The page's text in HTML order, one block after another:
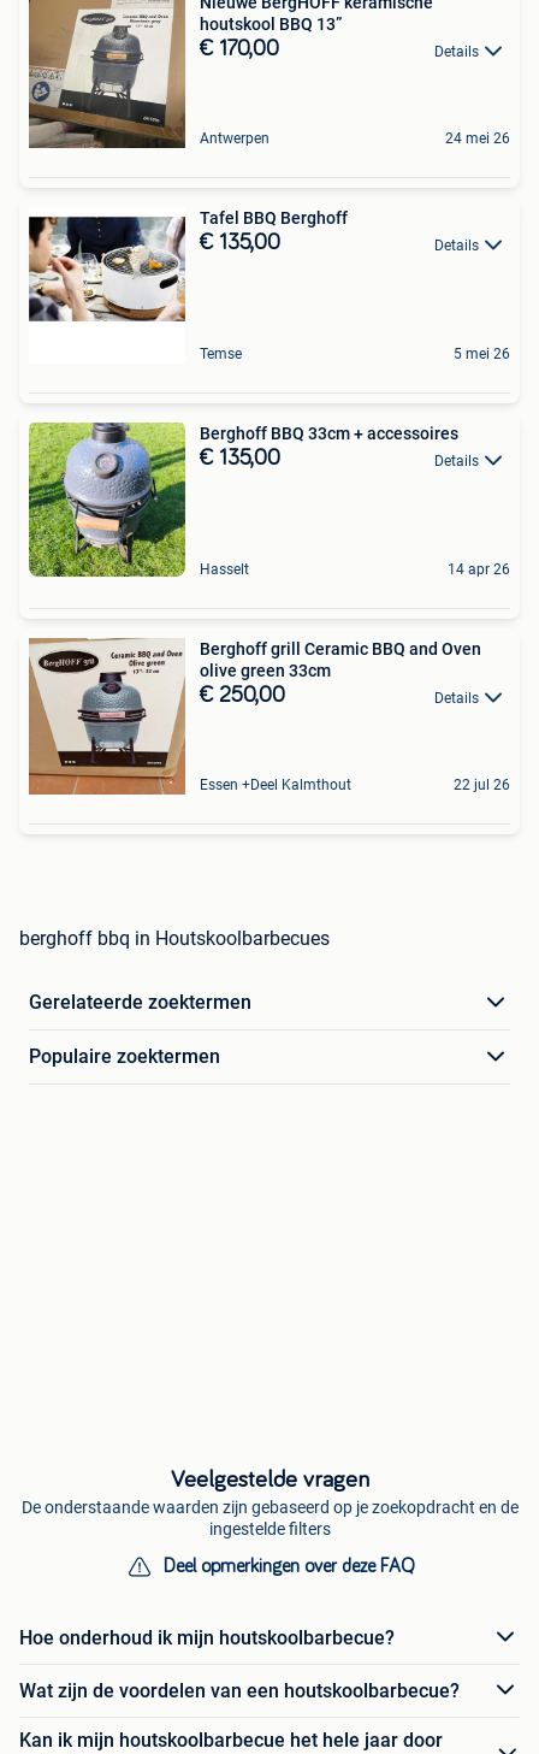
houtskool BBQ 13”
€ 170,00 Details
Antwerpen 24 mei 26
Tafel BBQ Berghoff
€ 135,00 Details
Temse 5 mei 26
Berghoff BBQ 33cm + accessoires
€ 135,00 Details
Hasselt 14 apr 26
Berghoff grill Ceramic BBQ and Oven
olive green 33cm
€ 250,00 Details
Essen +Deel Kalmthout 22 jul 26
berghoff bbq in Houtskoolbarbecues
Gerelateerde zoektermen
Populaire zoektermen
Veelgestelde vragen
De onderstaande waarden zijn gebaseerd op je zoekopdracht en de
ingestelde filters
Deel opmerkingen over deze FAQ
Hoe onderhoud ik mijn houtskoolbarbecue?
Wat zijn de voordelen van een houtskoolbarbecue?
Kan ik mijn houtskoolbarbecue het hele jaar door